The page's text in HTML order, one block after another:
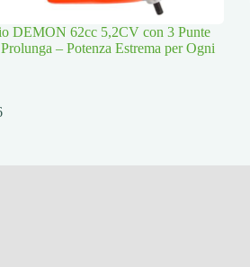
DEMON 62cc 5,2CV con 3 Punte
– Potenza Estrema per Ogni